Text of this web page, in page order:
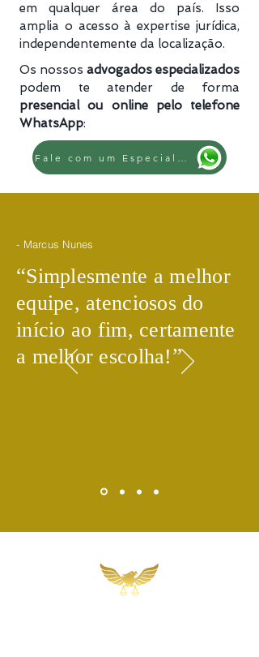
em qualquer área do país. Isso
amplia o acesso à expertise jurídica,
independentemente da localização.
Os nossos advogados especializados
podem te atender de forma
presencial ou online pelo telefone
WhatsApp:
- Marcus Nunes
​“Simplesmente a melhor
equipe, atenciosos do
início ao fim, certamente
a melhor escolha!​”